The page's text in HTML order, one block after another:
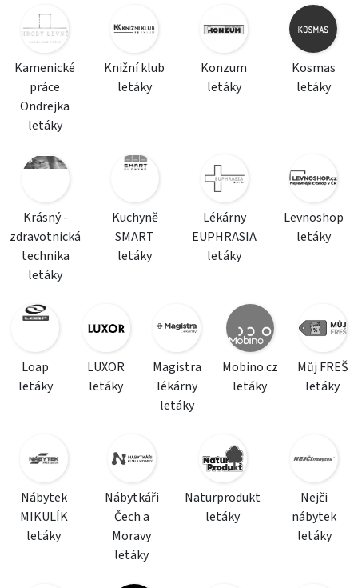
Kamenické
práce
Ondrejka
letáky
Knižní klub
letáky
Konzum
letáky
Kosmas
letáky
Krásný -
zdravotnická
technika
letáky
Kuchyně
SMART
letáky
Lékárny
EUPHRASIA
letáky
Levnoshop
letáky
Loap
letáky
LUXOR
letáky
Magistra
lékárny
letáky
Mobino.cz
letáky
Můj FREŠ
letáky
Nábytek
MIKULÍK
letáky
Nábytkáři
Čech a
Moravy
letáky
Naturprodukt
letáky
Nejči
nábytek
letáky